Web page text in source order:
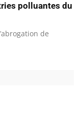
polluantes du
de